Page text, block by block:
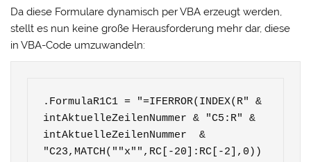
Da diese Formulare dynamisch per VBA erzeugt werden,
stellt es nun keine große Herausforderung mehr dar, diese
in VBA-Code umzuwandeln:
.FormulaR1C1 = "=IFERROR(INDEX(R" &
intAktuelleZeilenNummer & "C5:R" &
intAktuelleZeilenNummer  &
"C23,MATCH(""x"",RC[-20]:RC[-2],0))